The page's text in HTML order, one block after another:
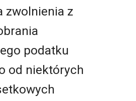
zwolnienia z
podatku
od niektórych